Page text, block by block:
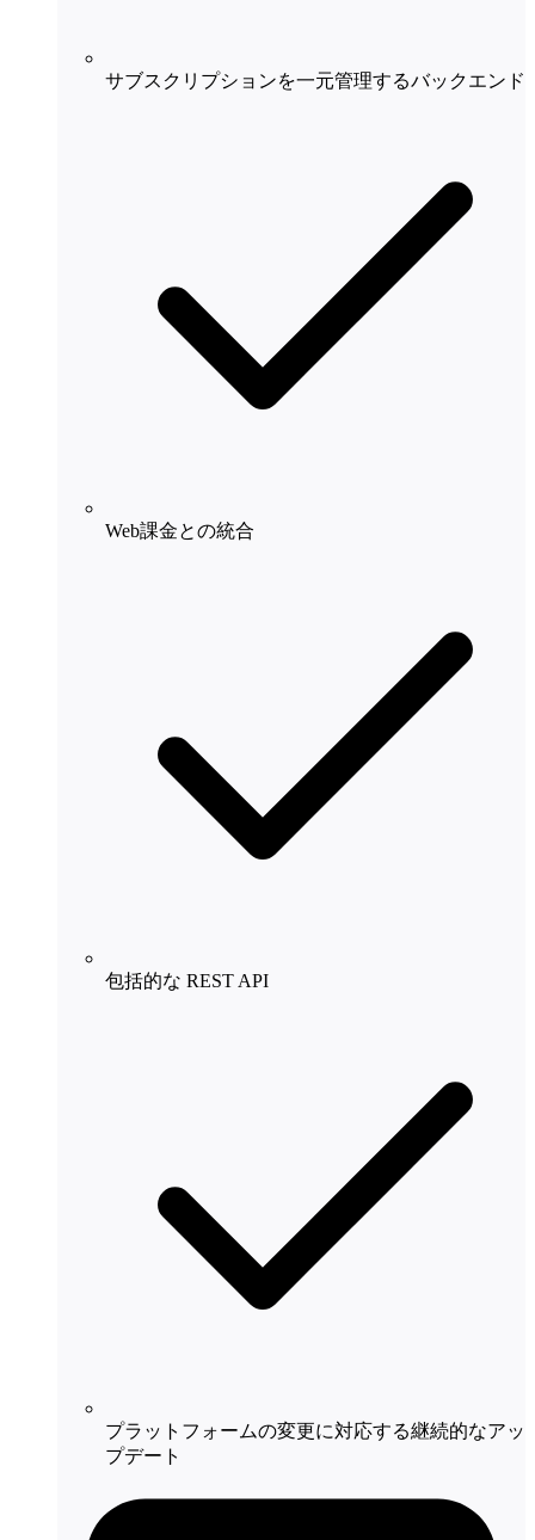
サブスクリプションを一元管理するバックエンド
Web課金との統合
包括的な REST API
プラットフォームの変更に対応する継続的なアッ
プデート